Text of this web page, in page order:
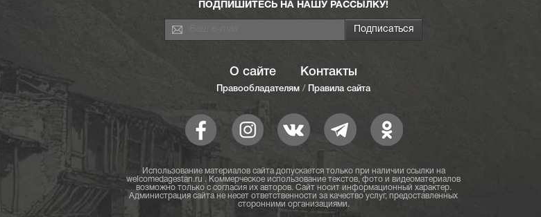
ПОДПИШИТЕСЬ НА НАШУ РАССЫЛКУ!
О сайте Контакты
Правообладателям / Правила сайта
Использование материалов сайта допускается только при наличии ссылки на
welcomedagestan.ru . Коммерческое использование текстов, фото и видеоматериалов
возможно только с согласия их авторов. Сайт носит информационный характер.
Администрация сайта не несет ответственности за качество услуг, предоставленных
сторонними организациями.